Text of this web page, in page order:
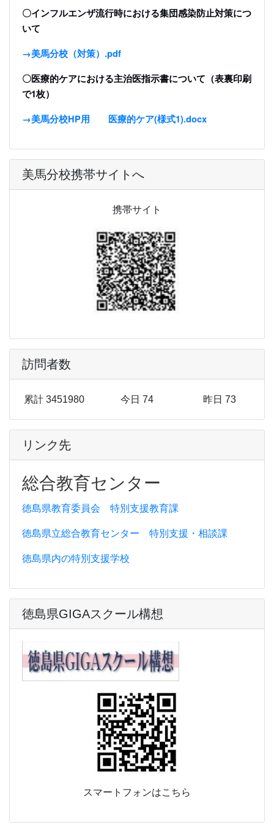
〇インフルエンザ流行時における集団感染防止対策につ
いて
→美馬分校（対策）.pdf
〇医療的ケアにおける主治医指示書について（表裏印刷
で1枚）
→美馬分校HP用 医療的ケア(様式1).docx
美馬分校携帯サイトへ
携帯サイト
訪問者数
累計 3451980 今日 74 昨日 73
リンク先
総合教育センター
徳島県教育委員会 特別支援教育課
徳島県立総合教育センター 特別支援・相談課
徳島県内の特別支援学校
徳島県GIGAスクール構想
スマートフォンはこちら